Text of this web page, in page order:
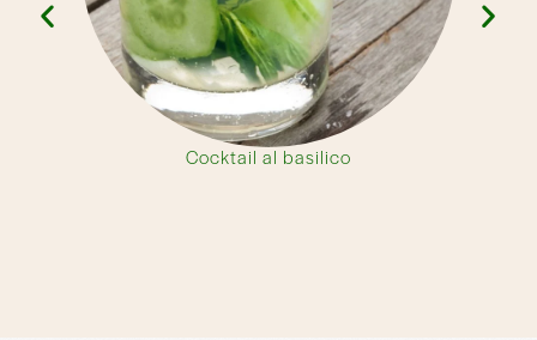
Cocktail al basilico